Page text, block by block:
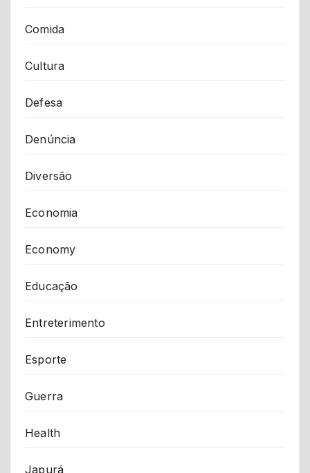
Comida
Cultura
Defesa
Denúncia
Diversão
Economia
Economy
Educação
Entreterimento
Esporte
Guerra
Health
Japurá